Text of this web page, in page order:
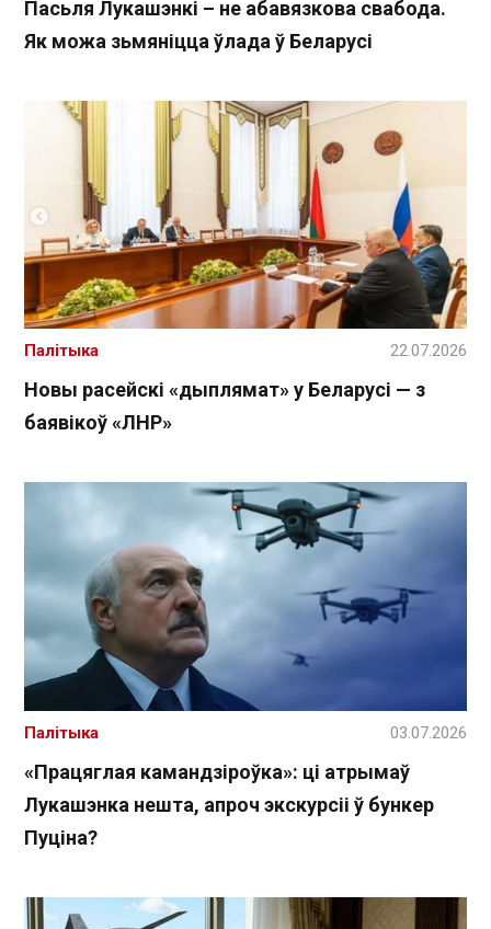
Пасьля Лукашэнкі – не абавязкова свабода.
Як можа зьмяніцца ўлада ў Беларусі
Новы расейскі «дыплямат» у Беларусі — з
баявікоў «ЛНР»
Палітыка 22.07.2026
«Працяглая камандзіроўка»: ці атрымаў
Лукашэнка нешта, апроч экскурсіі ў бункер
Пуціна?
Палітыка 03.07.2026